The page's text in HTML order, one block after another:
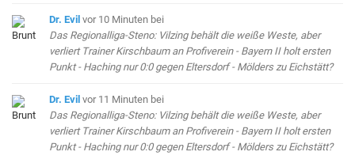
Dr. Evil vor 10 Minuten bei
Das Regionalliga-Steno: Vilzing behält die weiße Weste, aber
verliert Trainer Kirschbaum an Profiverein - Bayern II holt ersten
Punkt - Haching nur 0:0 gegen Eltersdorf - Mölders zu Eichstätt?
Dr. Evil vor 11 Minuten bei
Das Regionalliga-Steno: Vilzing behält die weiße Weste, aber
verliert Trainer Kirschbaum an Profiverein - Bayern II holt ersten
Punkt - Haching nur 0:0 gegen Eltersdorf - Mölders zu Eichstätt?